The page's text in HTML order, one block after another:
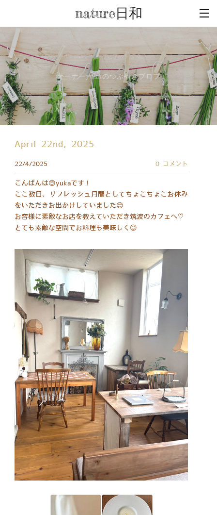
nature日和
オーナーyukaのつぶやきブロブ
April 22nd, 2025
22/4/2025 0 コメント
こんばんは😊yukaです！
ここ数日、リフレッシュ月間としてちょこちょこお休み
をいただきお出かけしていました😊
お客様に素敵なお店を教えていただき筑波のカフェへ♡
とても素敵な空間でお料理も美味しく😊